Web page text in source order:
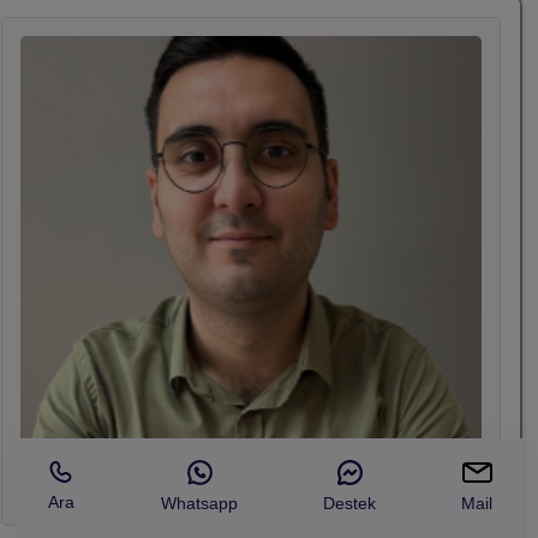
eylem planımız olmalı. En kıymetli sermayemiz
olan zamanı birlikte değerlendirmeli ve
yönetmeliyiz. Her şey zamanla olur. Ya da sonuna
değil ama üstüne nokta koyacak olursak her şey
zamanla ölür. Zamanı birlikte yönetelim…
Ara Whatsapp Destek Mail